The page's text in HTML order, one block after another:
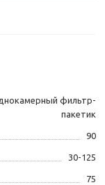
фильтр-
пакетик
90
30-125
75